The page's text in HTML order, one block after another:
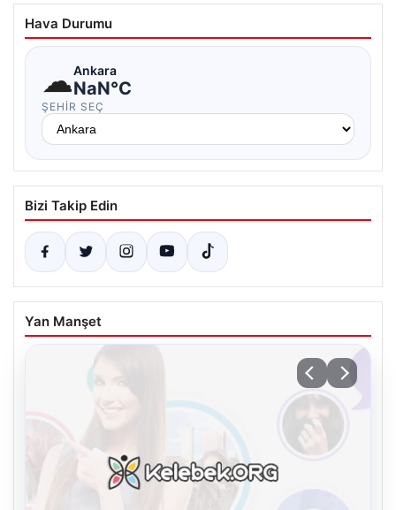
Hava Durumu
☁Ankara
NaN°C
ŞEHIR SEÇ
Bizi Takip Edin
Yan Manşet